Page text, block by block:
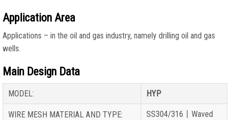
Application Area
Applications – in the oil and gas industry, namely drilling oil and gas
wells.
Main Design Data
MODEL: HYP
WIRE MESH MATERIAL AND TYPE: SS304/316丨Waved